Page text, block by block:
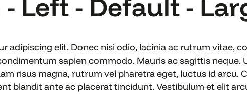
Left - Default -
adipiscing elit. Donec nisi odio, lacinia ac rutrum vitae,
sapien commodo. Mauris ac sagittis neque.
risus magna, rutrum vel pharetra eget, luctus id arcu.
blandit ante ac placerat tincidunt. Vestibulum et elit